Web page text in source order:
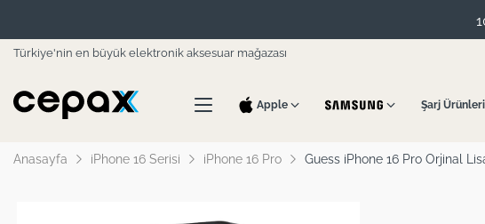
Türkiye'nin en büyük elektronik aksesuar mağazası
Apple Şarj
Anasayfa iPhone 16 Serisi iPhone 16 Pro Guess iPhone 16 Pro Orjinal